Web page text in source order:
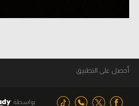
أحصل على التطبيق
بواسطة